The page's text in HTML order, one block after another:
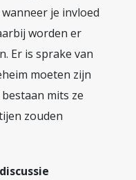
je invloed
worden er
Er is sprake van
moeten zijn
mits ze
zouden